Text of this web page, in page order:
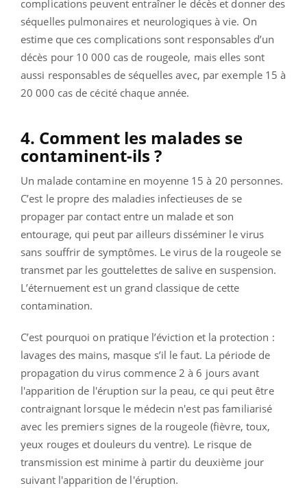
complications peuvent entraîner le décès et donner des
séquelles pulmonaires et neurologiques à vie. On
estime que ces complications sont responsables d’un
décès pour 10 000 cas de rougeole, mais elles sont
aussi responsables de séquelles avec, par exemple 15 à
20 000 cas de cécité chaque année.
4. Comment les malades se
contaminent-ils ?
Un malade contamine en moyenne 15 à 20 personnes.
C’est le propre des maladies infectieuses de se
propager par contact entre un malade et son
entourage, qui peut par ailleurs disséminer le virus
sans souffrir de symptômes. Le virus de la rougeole se
transmet par les gouttelettes de salive en suspension.
L’éternuement est un grand classique de cette
contamination.
C’est pourquoi on pratique l’éviction et la protection :
lavages des mains, masque s’il le faut. La période de
propagation du virus commence 2 à 6 jours avant
l'apparition de l'éruption sur la peau, ce qui peut être
contraignant lorsque le médecin n'est pas familiarisé
avec les premiers signes de la rougeole (fièvre, toux,
yeux rouges et douleurs du ventre). Le risque de
transmission est minime à partir du deuxième jour
suivant l'apparition de l'éruption.